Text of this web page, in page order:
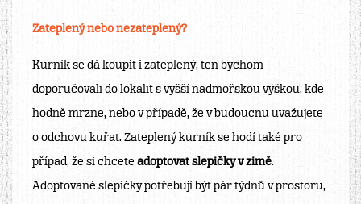
Zateplený nebo nezateplený?
Kurník se dá koupit i zateplený, ten bychom
doporučovali do lokalit s vyšší nadmořskou výškou, kde
hodně mrzne, nebo v případě, že v budoucnu uvažujete
o odchovu kuřat. Zateplený kurník se hodí také pro
případ, že si chcete adoptovat slepičky v zimě.
Adoptované slepičky potřebují být pár týdnů v prostoru,